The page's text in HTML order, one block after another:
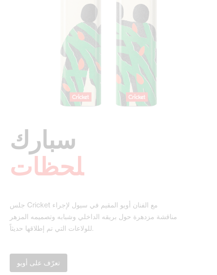
سبارك
‍لحظات
جلس Cricket مع الفنان أويو المقيم في سيول لإجراء
مناقشة مزدهرة حول بريقه الداخلي وشبابه وتصميمه المزهر
للولاعات التي تم إطلاقها حديثاً.
تعرّف على أويو